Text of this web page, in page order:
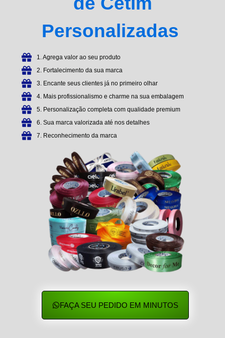
Personalizadas
1. Agrega valor ao seu produto
2. Fortalecimento da sua marca
3. Encante seus clientes já no primeiro olhar
4. Mais profissionalismo e charme na sua embalagem
5. Personalização completa com qualidade premium
6. Sua marca valorizada até nos detalhes
7. Reconhecimento da marca
FAÇA SEU PEDIDO EM MINUTOS